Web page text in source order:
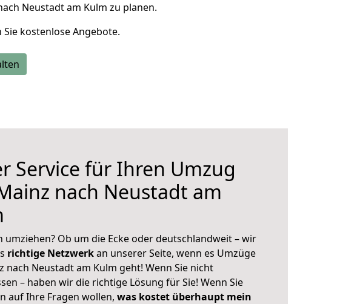
Neustadt am Kulm zu planen.
kostenlose Angebote.
Service für Ihren Umzug
nach Neustadt am
umziehen? Ob um die Ecke oder deutschlandweit – wir
richtige Netzwerkan unserer Seite, wenn es Umzüge
nach Neustadt am Kulm geht! Wenn Sie nicht
– haben wir die richtige Lösung für Sie! Wenn Sie
auf Ihre Fragen wollen, was kostet überhaupt mein